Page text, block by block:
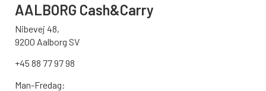
AALBORG Cash&Carry
Nibevej 48,
9200 Aalborg SV
+45 88 77 97 98
Man-Fredag: